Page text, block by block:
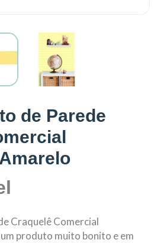
de Parede
Craquelê Comercial
produto muito bonito e em